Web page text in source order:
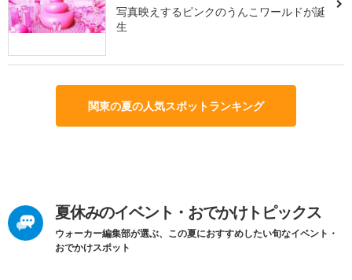
写真映えするピンクのうんこワールドが誕
生
関東の夏の人気スポットランキング
夏休みのイベント・おでかけトピックス
ウォーカー編集部が選ぶ、この夏におすすめしたい旬なイベント・
おでかけスポット